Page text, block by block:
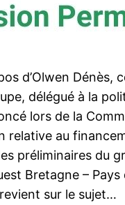
d’Olwen Dénès,
délégué à la
lors de la
relative au
préliminaires du
Bretagne – Pays
sur le sujet…